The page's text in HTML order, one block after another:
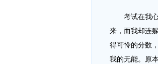
考试在我心
来，而我却连
得可怜的分数
我的无能。原